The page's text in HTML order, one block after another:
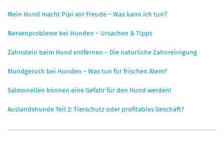
Mein Hund macht Pipi vor Freude – Was kann ich tun?
Nervenprobleme bei Hunden – Ursachen & Tipps
Zahnstein beim Hund entfernen – Die natürliche Zahnreinigung
Mundgeruch bei Hunden – Was tun für frischen Atem?
Salmonellen können eine Gefahr für den Hund werden!
Auslandshunde Teil 2: Tierschutz oder profitables Geschäft?